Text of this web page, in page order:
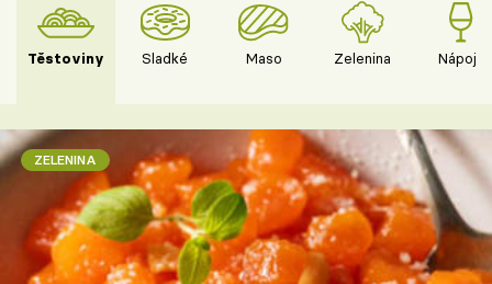
Těstoviny Sladké Maso Zelenina Nápoje
ZELENINA